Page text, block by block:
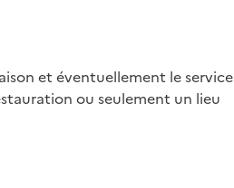
et éventuellement le service
ou seulement un lieu